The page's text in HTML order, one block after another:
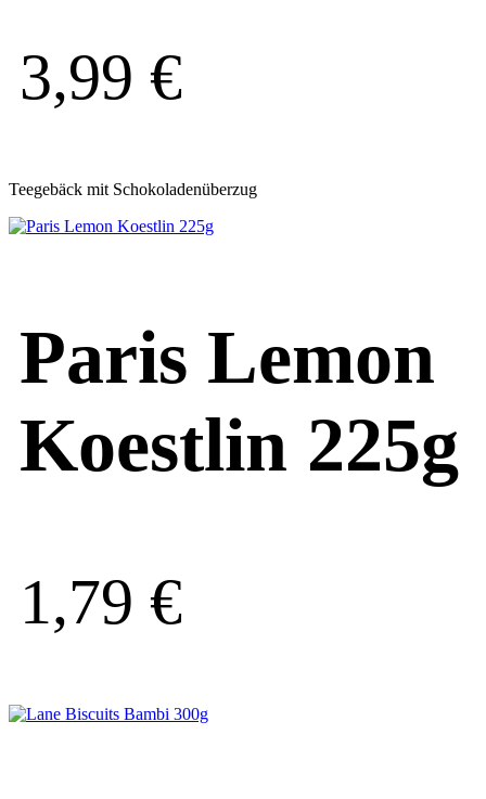
3,99 €
Teegebäck mit Schokoladenüberzug
Paris Lemon
Koestlin 225g
1,79 €